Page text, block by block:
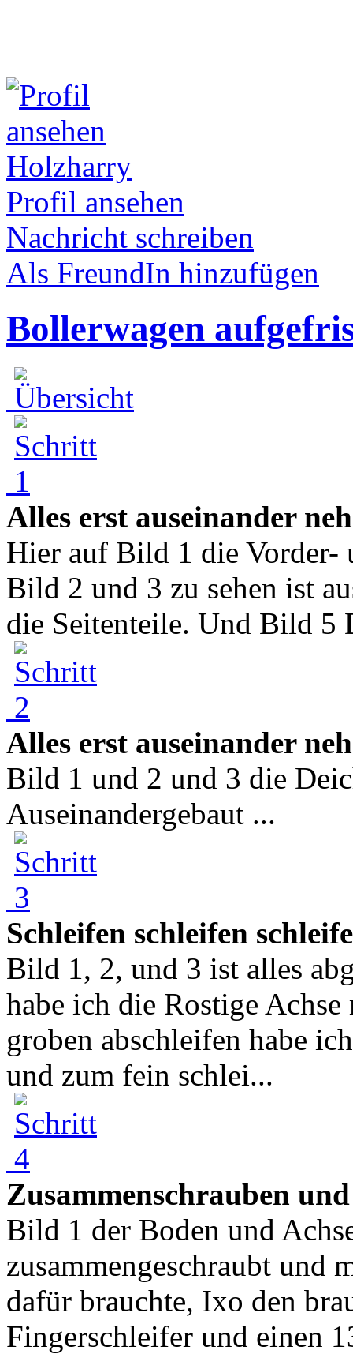
Holzharry
Profil ansehen
Nachricht schreiben
Als FreundIn hinzufügen
Bollerwagen
Alles erst auseinander
Hier auf Bild 1 die Vorder-
Bild 2 und 3 zu sehen ist
die Seitenteile. Und Bild 5
Alles erst auseinander
Bild 1 und 2 und 3 die
Auseinandergebaut ...
Schleifen schleifen
Bild 1, 2, und 3 ist alles
habe ich die Rostige
groben abschleifen habe
und zum fein schlei...
Zusammenschrauben
Bild 1 der Boden und
zusammengeschraubt und
dafür brauchte, Ixo den
Fingerschleifer und einen